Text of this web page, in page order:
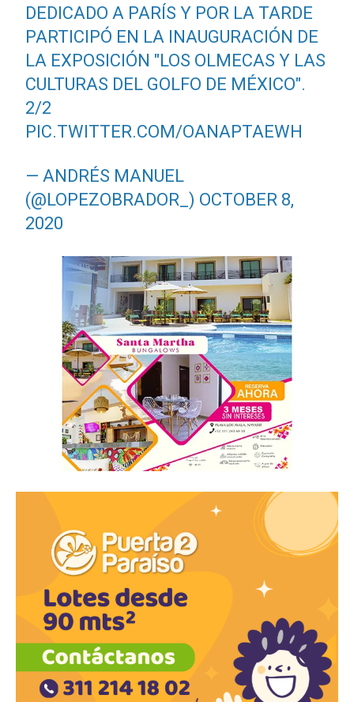
DEDICADO A PARÍS Y POR LA TARDE
PARTICIPÓ EN LA INAUGURACIÓN DE
LA EXPOSICIÓN "LOS OLMECAS Y LAS
CULTURAS DEL GOLFO DE MÉXICO".
2/2
PIC.TWITTER.COM/OANAPTAEWH
— ANDRÉS MANUEL
(@LOPEZOBRADOR_) OCTOBER 8,
2020